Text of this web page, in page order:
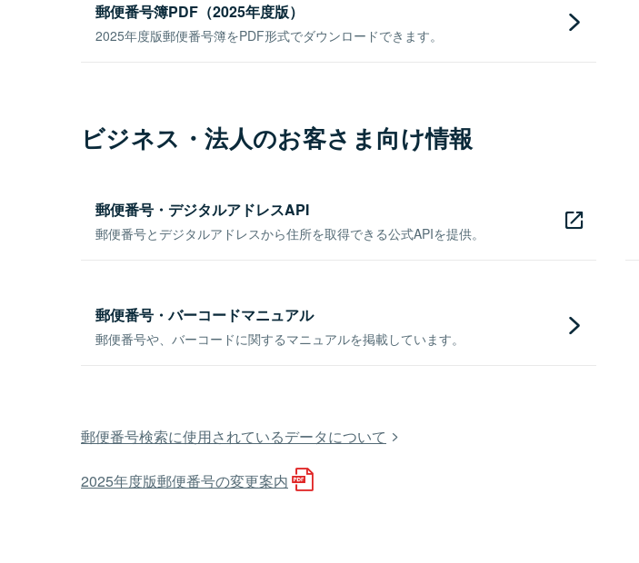
郵便番号簿PDF（2025年度版）
2025年度版郵便番号簿をPDF形式でダウンロードできます。
ビジネス・法人のお客さま向け情報
郵便番号・デジタルアドレスAPI
郵便番号とデジタルアドレスから住所を取得できる公式APIを提供。
郵便番号・バーコードマニュアル
郵便番号や、バーコードに関するマニュアルを掲載しています。
郵便番号検索に使用されているデータについて
2025年度版郵便番号の変更案内